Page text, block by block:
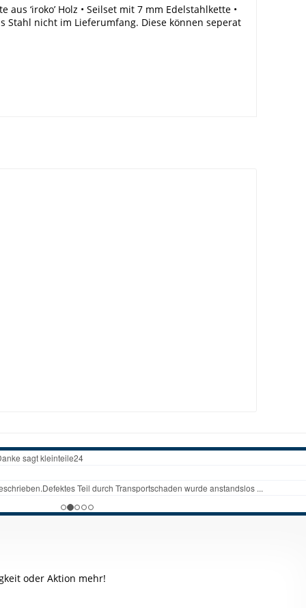
‘iroko’ Holz • Seilset mit 7 mm Edelstahlkette •
Stahl nicht im Lieferumfang. Diese können seperat
oder Aktion mehr!